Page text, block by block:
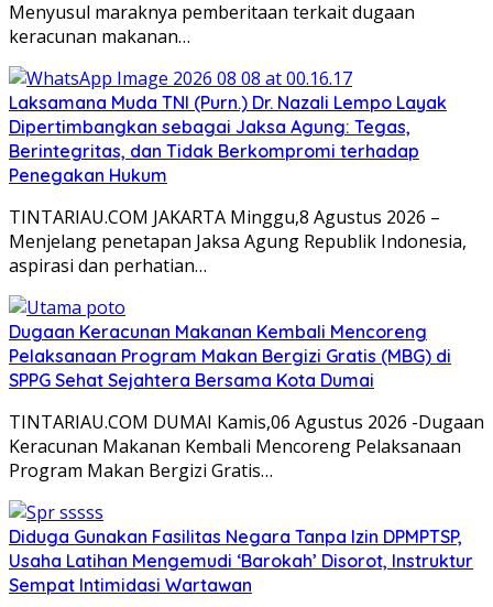
Menyusul maraknya pemberitaan terkait dugaan
keracunan makanan…
Laksamana Muda TNI (Purn.) Dr. Nazali Lempo Layak
Dipertimbangkan sebagai Jaksa Agung: Tegas,
Berintegritas, dan Tidak Berkompromi terhadap
Penegakan Hukum
TINTARIAU.COM JAKARTA Minggu,8 Agustus 2026 –
Menjelang penetapan Jaksa Agung Republik Indonesia,
aspirasi dan perhatian…
Dugaan Keracunan Makanan Kembali Mencoreng
Pelaksanaan Program Makan Bergizi Gratis (MBG) di
SPPG Sehat Sejahtera Bersama Kota Dumai
TINTARIAU.COM DUMAI Kamis,06 Agustus 2026 -Dugaan
Keracunan Makanan Kembali Mencoreng Pelaksanaan
Program Makan Bergizi Gratis…
Diduga Gunakan Fasilitas Negara Tanpa Izin DPMPTSP,
Usaha Latihan Mengemudi ‘Barokah’ Disorot, Instruktur
Sempat Intimidasi Wartawan